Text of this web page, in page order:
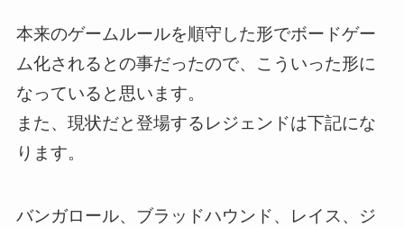
本来のゲームルールを順守した形でボードゲー
ム化されるとの事だったので、こういった形に
なっていると思います。
また、現状だと登場するレジェンドは下記にな
ります。
バンガロール、ブラッドハウンド、レイス、ジ